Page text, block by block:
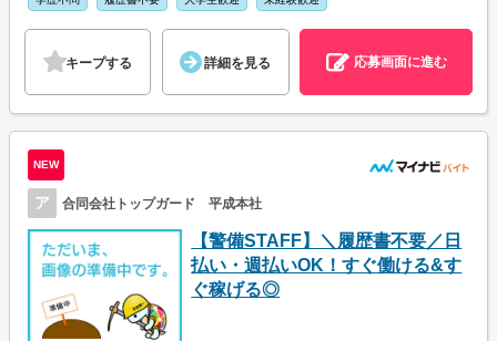
キープする 詳細を見る 応募画面に進む
NEW
ア 合同会社トップガード 平成本社
【警備STAFF】＼履歴書不要／日
払い・週払いOK！すぐ働ける&す
ぐ稼げる◎